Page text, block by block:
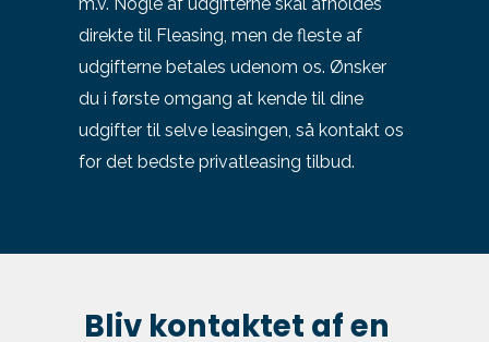
direkte til Fleasing, men de fleste af
udgifterne betales udenom os. Ønsker
du i første omgang at kende til dine
udgifter til selve leasingen, så kontakt os
for det bedste privatleasing tilbud.
Bliv kontaktet af en